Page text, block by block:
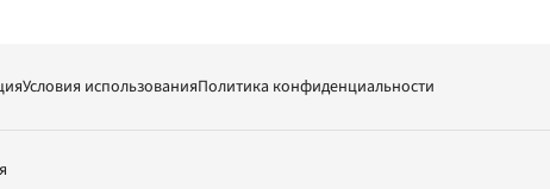
Условия использованияПолитика конфиденциальности